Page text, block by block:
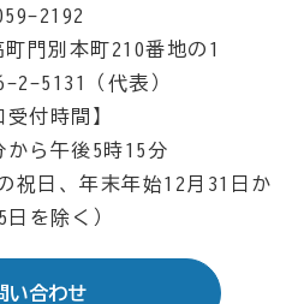
2192
門別本町210番地の1
2-5131（代表）
受付時間】
から午後5時15分
祝日、年末年始12月31日か
日を除く）
い合わせ